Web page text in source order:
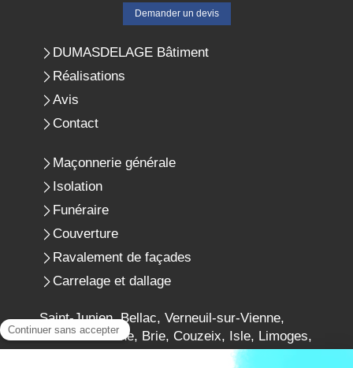
Demander un devis
DUMASDELAGE Bâtiment
Réalisations
Avis
Contact
Maçonnerie générale
Isolation
Funéraire
Couverture
Ravalement de façades
Carrelage et dallage
Saint-Junien, Bellac, Verneuil-sur-Vienne,
Aixe-sur-Vienne, Brie, Couzeix, Isle, Limoges,
Montmorillon, Champniers, Ruelle-sur-Touvre,